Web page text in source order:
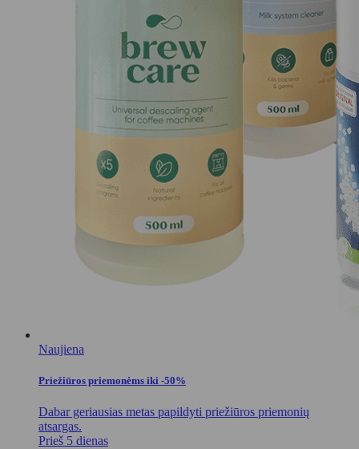
Naujiena
Priežiūros priemonėms iki -50%
Dabar geriausias metas papildyti priežiūros priemonių
atsargas.
Prieš 5 dienas